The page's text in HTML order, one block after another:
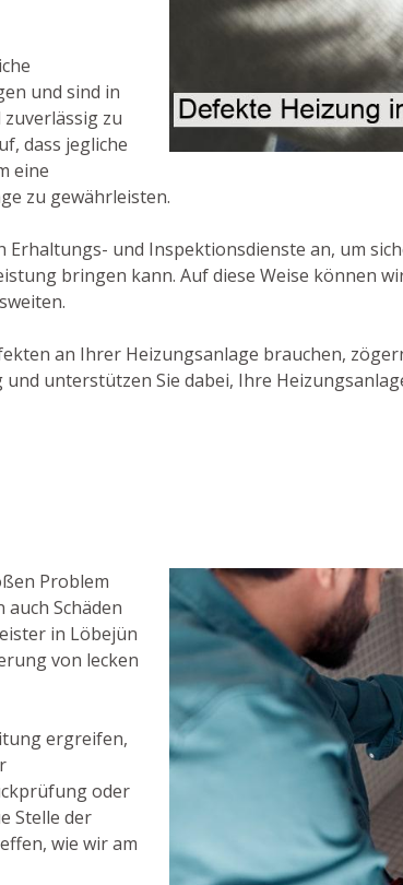
und sind in
zu
dass jegliche
eine
zu gewährleisten.
und Inspektionsdienste an, um
bringen kann. Auf diese Weise können
an Ihrer Heizungsanlage brauchen,
unterstützen Sie dabei, Ihre
Problem
Schäden
in Löbejün
von lecken
ergreifen,
oder
Stelle der
wie wir am